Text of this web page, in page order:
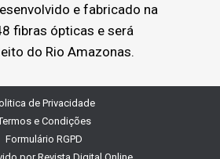
e fabricado na
fibras ópticas e será
do Rio Amazonas.
de Privacidade
e Condições
Formulário RGPD